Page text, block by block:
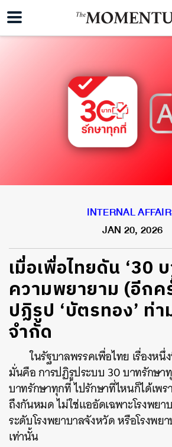
INTERNAL
JAN 20, 2026
เมื่อเพื่อไทยดัน ‘30
ความพยายาม (อีกค
ปฏิรูป ‘บัตรทอง’ ท่
จำกัด
ในรัฐบาลพรรคเพื่อไทย เรื่องห
มั่นคือ การปฏิรูประบบ 30 บาทรักษา
บาทรักษาทุกที่ ไปรักษาที่ไหนก็ได้เพร
ถึงกันหมด ไม่ใช่แออัดเฉพาะโรงพย
ระดับโรงพยาบาลจังหวัด หรือโรงพย
เท่านั้น